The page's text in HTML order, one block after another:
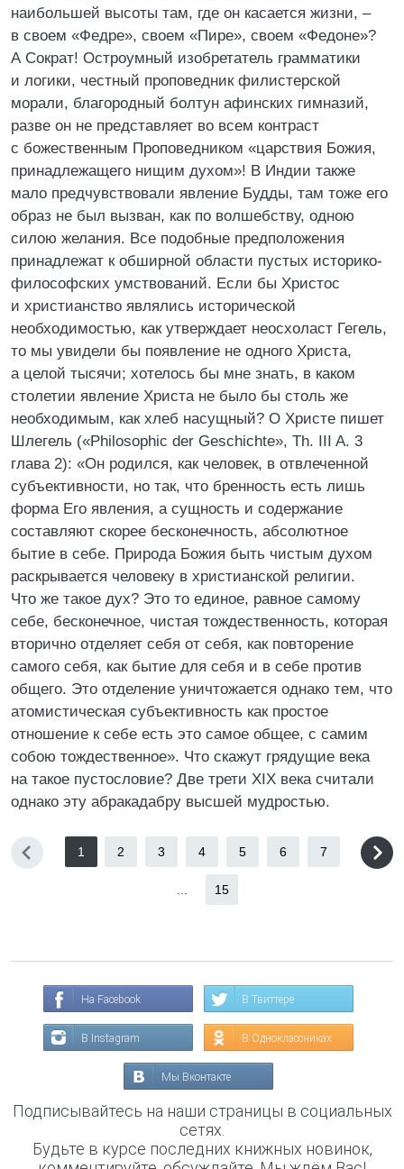
наибольшей высоты там, где он касается жизни, –
в своем «Федре», своем «Пире», своем «Федоне»?
А Сократ! Остроумный изобретатель грамматики
и логики, честный проповедник филистерской
морали, благородный болтун афинских гимназий,
разве он не представляет во всем контраст
с божественным Проповедником «царствия Божия,
принадлежащего нищим духом»! В Индии также
мало предчувствовали явление Будды, там тоже его
образ не был вызван, как по волшебству, одною
силою желания. Все подобные предположения
принадлежат к обширной области пустых историко-
философских умствований. Если бы Христос
и христианство являлись исторической
необходимостью, как утверждает неосхоласт Гегель,
то мы увидели бы появление не одного Христа,
а целой тысячи; хотелось бы мне знать, в каком
столетии явление Христа не было бы столь же
необходимым, как хлеб насущный? О Христе пишет
Шлегель («Philosophic der Geschichte», Th. III A. 3
глава 2): «Он родился, как человек, в отвлеченной
субъективности, но так, что бренность есть лишь
форма Его явления, а сущность и содержание
составляют скорее бесконечность, абсолютное
бытие в себе. Природа Божия быть чистым духом
раскрывается человеку в христианской религии.
Что же такое дух? Это то единое, равное самому
себе, бесконечное, чистая тождественность, которая
вторично отделяет себя от себя, как повторение
самого себя, как бытие для себя и в себе против
общего. Это отделение уничтожается однако тем, что
атомистическая субъективность как простое
отношение к себе есть это самое общее, с самим
собою тождественное». Что скажут грядущие века
на такое пустословие? Две трети XIX века считали
однако эту абракадабру высшей мудростью.
1 2 3 4 5 6 7
15
На Facebook В Твиттере
В Instagram В Одноклассниках
Мы Вконтакте
Подписывайтесь на наши страницы в социальных
сетях.
Будьте в курсе последних книжных новинок,